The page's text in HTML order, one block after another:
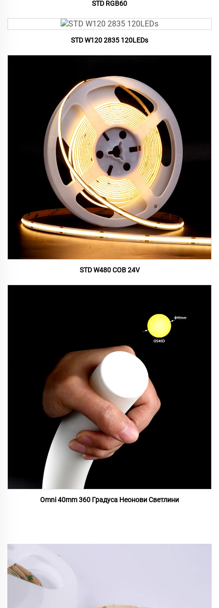
STD RGB60
STD W120 2835 120LEDs
STD W480 COB 24V
Omni 40mm 360 Градуса Неонови Светлини